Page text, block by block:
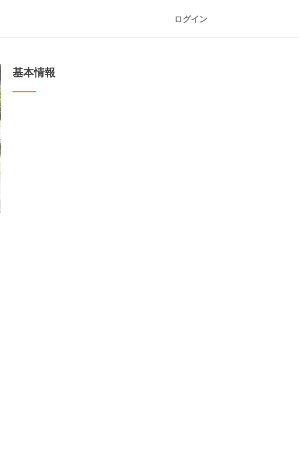
ログイン
基本情報